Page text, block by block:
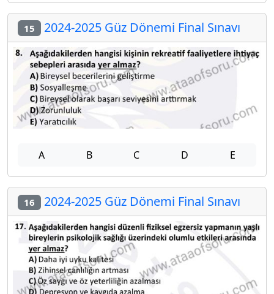
15 2024-2025 Güz Dönemi Final Sınavı
A B C D E
16 2024-2025 Güz Dönemi Final Sınavı